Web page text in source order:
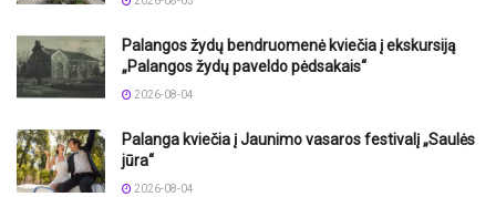
Palangos žydų bendruomenė kviečia į ekskursiją
„Palangos žydų paveldo pėdsakais“
2026-08-04
Palanga kviečia į Jaunimo vasaros festivalį „Saulės
jūra“
2026-08-04